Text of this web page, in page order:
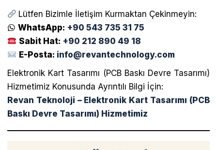
Lütfen Bizimle İletişim Kurmaktan Çekinmeyin:
WhatsApp: +90 543 735 31 75
Sabit Hat: +90 212 890 49 18
E-Posta: info@revantechnology.com
Elektronik Kart Tasarımı (PCB Baskı Devre Tasarımı)
Hizmetimiz Konusunda Ayrıntılı Bilgi İçin:
Revan Teknoloji – Elektronik Kart Tasarımı (PCB
Baskı Devre Tasarımı) Hizmetimiz